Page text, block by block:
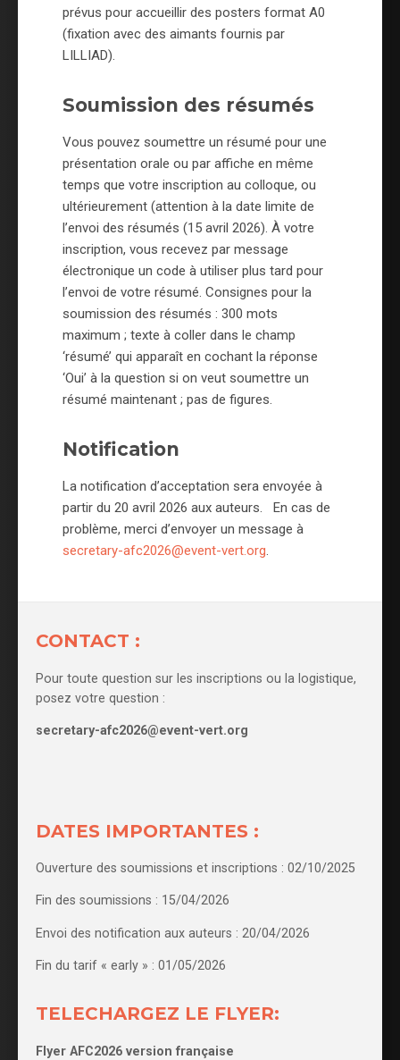
prévus pour accueillir des posters format A0
(fixation avec des aimants fournis par
LILLIAD).
Soumission des résumés
Vous pouvez soumettre un résumé pour une
présentation orale ou par affiche en même
temps que votre inscription au colloque, ou
ultérieurement (attention à la date limite de
l’envoi des résumés (15 avril 2026). À votre
inscription, vous recevez par message
électronique un code à utiliser plus tard pour
l’envoi de votre résumé. Consignes pour la
soumission des résumés : 300 mots
maximum ; texte à coller dans le champ
‘résumé’ qui apparaît en cochant la réponse
‘Oui’ à la question si on veut soumettre un
résumé maintenant ; pas de figures.
Notification
La notification d’acceptation sera envoyée à
partir du 20 avril 2026 aux auteurs. En cas de
problème, merci d’envoyer un message à
secretary-afc2026@event-vert.org.
CONTACT :
Pour toute question sur les inscriptions ou la logistique,
posez votre question :
secretary-afc2026@event-vert.org
DATES IMPORTANTES :
Ouverture des soumissions et inscriptions : 02/10/2025
Fin des soumissions : 15/04/2026
Envoi des notification aux auteurs : 20/04/2026
Fin du tarif « early » : 01/05/2026
TELECHARGEZ LE FLYER:
Flyer AFC2026 version française